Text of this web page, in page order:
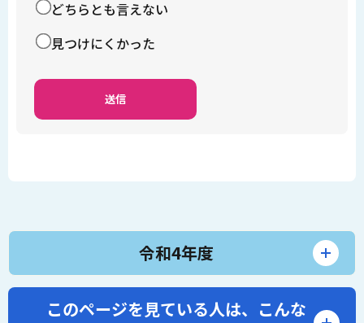
どちらとも言えない
見つけにくかった
令和4年度
このページを見ている人は、 こんな